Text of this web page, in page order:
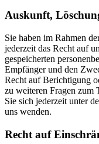
Auskunft,
Sie haben im Rahmen
jederzeit das Recht auf
gespeicherten
Empfänger und den
Recht auf Berichtigung
zu weiteren Fragen zum
Sie sich jederzeit unter
uns wenden.
Recht auf